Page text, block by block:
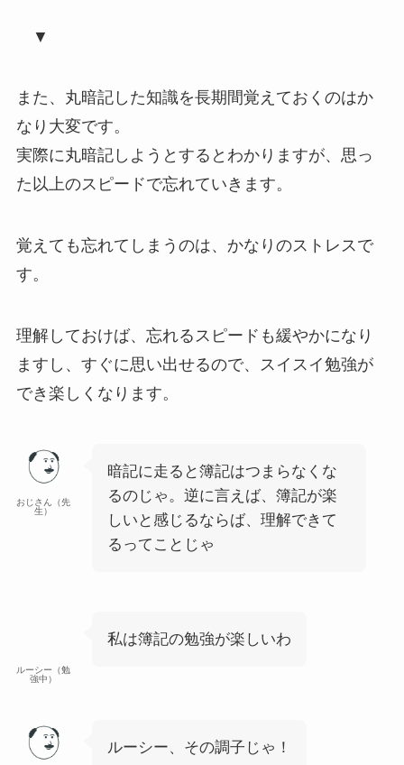
▼
また、丸暗記した知識を長期間覚えておくのはか
なり大変です。
実際に丸暗記しようとするとわかりますが、 思っ
た以上のスピードで忘れていきます。
覚えても忘れてしまうのは、かなりのストレスで
す。
理解しておけば、忘れるスピードも緩やかになり
ますし、すぐに思い出せるので、スイスイ勉強が
でき楽しくなります。
おじさん（先
生）
暗記に走ると簿記はつまらなくな
るのじゃ。逆に言えば、簿記が楽
しいと感じるならば、理解できて
るってことじゃ
ルーシー（勉
強中）
私は簿記の勉強が楽しいわ
ルーシー、その調子じゃ！